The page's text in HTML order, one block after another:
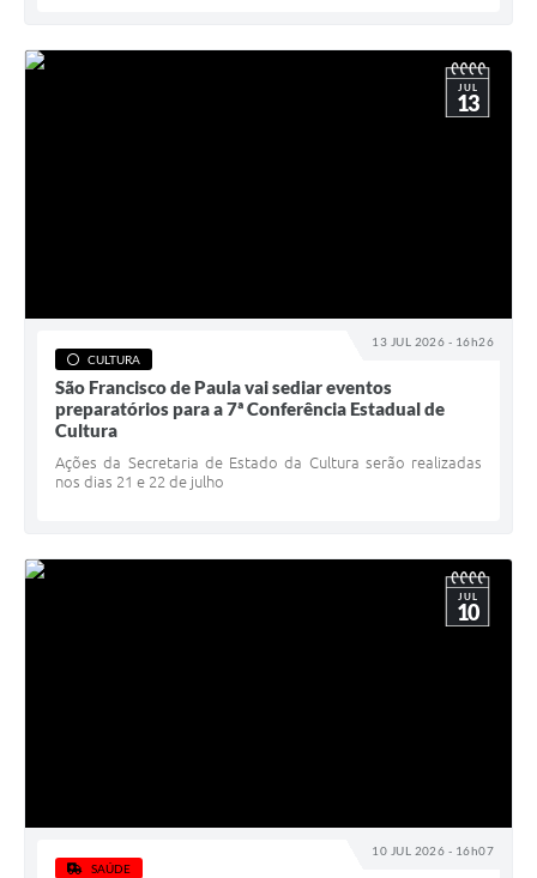
13 JUL 2026 - 16h26
JUL
13
CULTURA
São Francisco de Paula vai sediar eventos
preparatórios para a 7ª Conferência Estadual de
Cultura
Ações da Secretaria de Estado da Cultura serão realizadas
nos dias 21 e 22 de julho
10 JUL 2026 - 16h07
JUL
10
SAÚDE